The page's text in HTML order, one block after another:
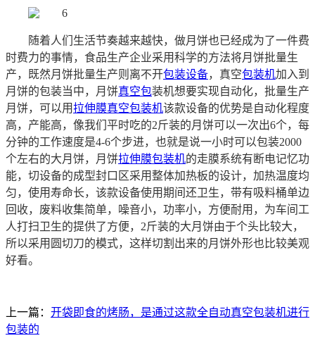
随着人们生活节奏越来越快，做月饼也已经成为了一件费
时费力的事情，食品生产企业采用科学的方法将月饼批量生
产，既然月饼批量生产则离不开包装设备，真空包装机加入到
月饼的包装当中，月饼真空包装机想要实现自动化，批量生产
月饼，可以用拉伸膜真空包装机该款设备的优势是自动化程度
高，产能高，像我们平时吃的2斤装的月饼可以一次出6个，每
分钟的工作速度是4-6个步进，也就是说一小时可以包装2000
个左右的大月饼，月饼拉伸膜包装机的走膜系统有断电记忆功
能，切设备的成型封口区采用整体加热板的设计，加热温度均
匀，使用寿命长，该款设备使用期间还卫生，带有吸料桶单边
回收，废料收集简单，噪音小，功率小，方便耐用，为车间工
人打扫卫生的提供了方便， 2斤装的大月饼由于个头比较大，
所以采用圆切刀的模式，这样切割出来的月饼外形也比较美观
好看。
上一篇： 开袋即食的烤肠，是通过这款全自动真空包装机进行
包装的